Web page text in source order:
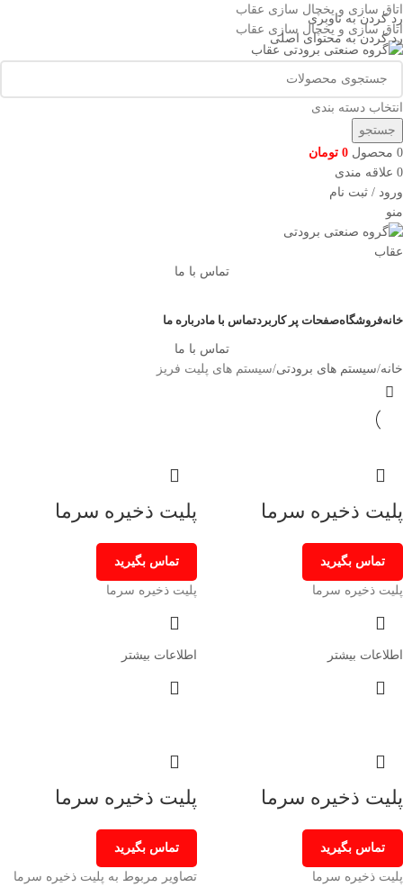
رد کردن به ناوبری
رد کردن به محتوای اصلی
اتاق سازی و یخچال سازی عقاب
اتاق سازی و یخچال سازی عقاب
انتخاب دسته بندی
جستجو
0 محصول 0 تومان
0 علاقه مندی
ورود / ثبت نام
منو
تماس با ما
خانهفروشگاهصفحات پر کاربردتماس با مادرباره ما
تماس با ما
خانه سیستم های برودتی سیستم های پلیت فریز
پلیت ذخیره سرما
تماس بگیرید
پلیت ذخیره سرما
اطلاعات بیشتر
پلیت ذخیره سرما
تماس بگیرید
پلیت ذخیره سرما
اطلاعات بیشتر
پلیت ذخیره سرما
تماس بگیرید
پلیت ذخیره سرما
پلیت ذخیره سرما
تماس بگیرید
تصاویر مربوط به پلیت ذخیره سرما